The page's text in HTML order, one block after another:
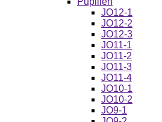
JO12-1
JO12-2
JO12-3
JO11-1
JO11-2
JO11-3
JO11-4
JO10-1
JO10-2
JO9-1